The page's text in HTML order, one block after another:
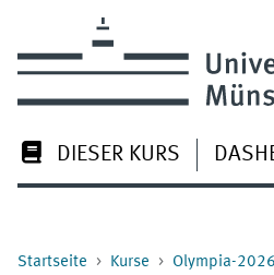
DIESER KURS
Startseite Kurse Olympia-